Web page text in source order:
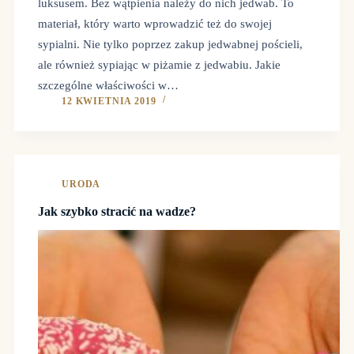
luksusem. Bez wątpienia należy do nich jedwab. To
materiał, który warto wprowadzić też do swojej
sypialni. Nie tylko poprzez zakup jedwabnej pościeli,
ale również sypiając w piżamie z jedwabiu. Jakie
szczególne właściwości w…
12 KWIETNIA 2019
URODA
Jak szybko stracić na wadze?